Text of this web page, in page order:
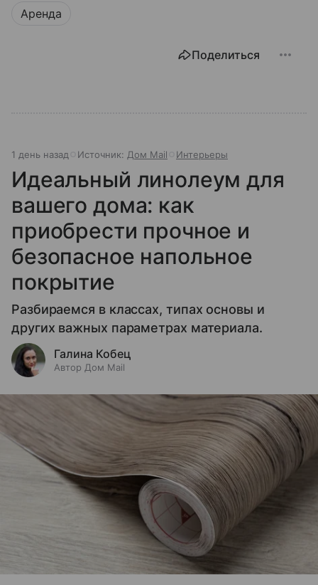
Аренда
Поделиться
1 день назад Источник: Дом Mail Интерьеры
Идеальный линолеум для
вашего дома: как
приобрести прочное и
безопасное напольное
покрытие
Разбираемся в классах, типах основы и
других важных параметрах материала.
Галина Кобец
Автор Дом Mail